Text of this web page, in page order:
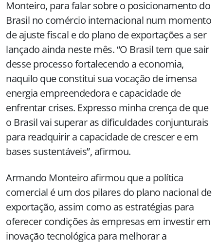
Monteiro, para falar sobre o posicionamento do
Brasil no comércio internacional num momento
de ajuste fiscal e do plano de exportações a ser
lançado ainda neste mês. “O Brasil tem que sair
desse processo fortalecendo a economia,
naquilo que constitui sua vocação de imensa
energia empreendedora e capacidade de
enfrentar crises. Expresso minha crença de que
o Brasil vai superar as dificuldades conjunturais
para readquirir a capacidade de crescer e em
bases sustentáveis”, afirmou.
Armando Monteiro afirmou que a política
comercial é um dos pilares do plano nacional de
exportação, assim como as estratégias para
oferecer condições às empresas em investir em
inovação tecnológica para melhorar a